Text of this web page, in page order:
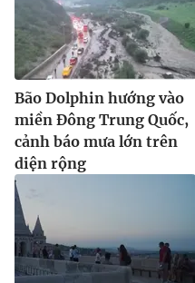
Bão Dolphin hướng vào
miền Đông Trung Quốc,
cảnh báo mưa lớn trên
diện rộng